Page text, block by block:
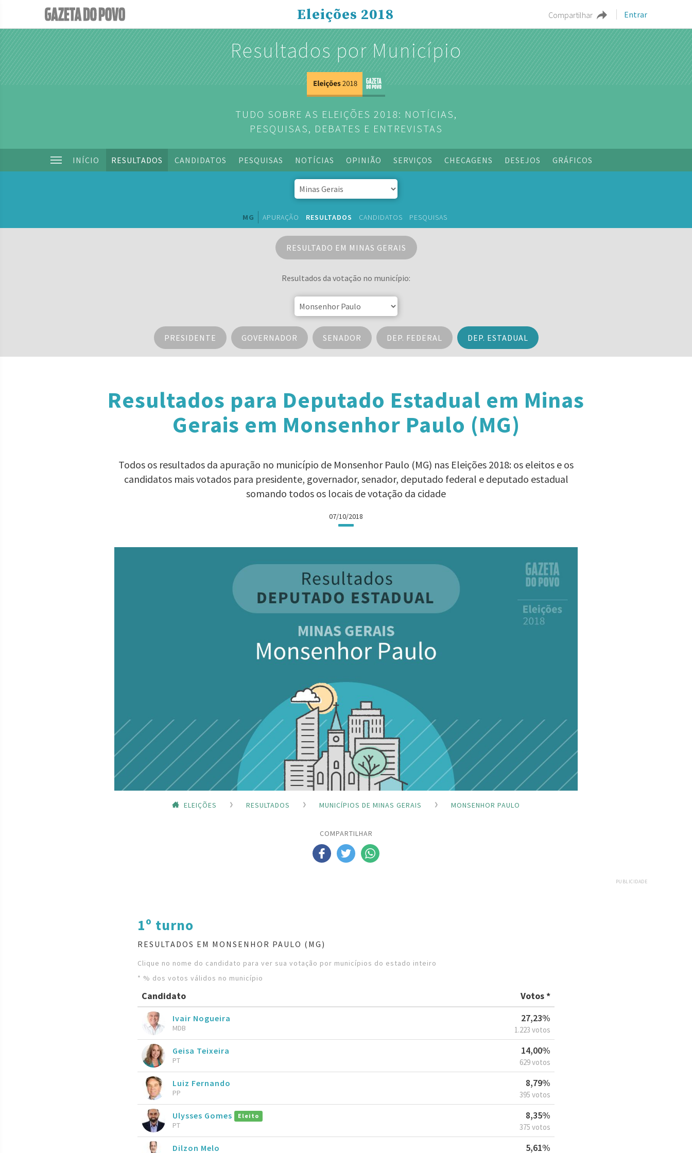
Compartilhar Entrar
Eleições 2018
Resultados por Município
TUDO SOBRE AS ELEIÇÕES 2018: NOTÍCIAS,
PESQUISAS, DEBATES E ENTREVISTAS
INÍCIO RESULTADOS CANDIDATOS PESQUISAS NOTÍCIAS OPINIÃO SERVIÇOS CHECAGENS DESEJOS GRÁFICOS
MG APURAÇÃO RESULTADOS CANDIDATOS PESQUISAS
RESULTADO EM MINAS GERAIS
Resultados da votação no município:
PRESIDENTE GOVERNADOR SENADOR DEP. FEDERAL DEP. ESTADUAL
Resultados para Deputado Estadual em Minas
Gerais em Monsenhor Paulo (MG)
Todos os resultados da apuração no município de Monsenhor Paulo (MG) nas Eleições 2018: os eleitos e os
candidatos mais votados para presidente, governador, senador, deputado federal e deputado estadual
somando todos os locais de votação da cidade
07/10/2018
ELEIÇÕES RESULTADOS MUNICÍPIOS DE MINAS GERAIS MONSENHOR PAULO
COMPARTILHAR
PUBLICIDADE
1º turno
RESULTADOS EM MONSENHOR PAULO (MG)
Clique no nome do candidato para ver sua votação por municípios do estado inteiro
* % dos votos válidos no município
Candidato Votos *
Ivair Nogueira
MDB
27,23%
1.223 votos
Geisa Teixeira
PT
14,00%
629 votos
Luiz Fernando
PP
8,79%
395 votos
Ulysses Gomes Eleito
PT
8,35%
375 votos
Dilzon Melo 5,61%